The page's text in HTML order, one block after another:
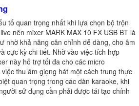
tố quan trọng nhất khi lựa chọn bộ trộn
nên mixer MARK MAX 10 FX USB BT là
nhờ khả năng cân chỉnh dễ dàng, cho âm
cực kỳ chi tiết. Nhờ vào việc tích hợp
này hỗ trợ tối đa cho các micro
thu âm giọng hát một cách trung thực
quan trọng trong các dàn karaoke, khi
sử dụng cần phải được tái tạo chính